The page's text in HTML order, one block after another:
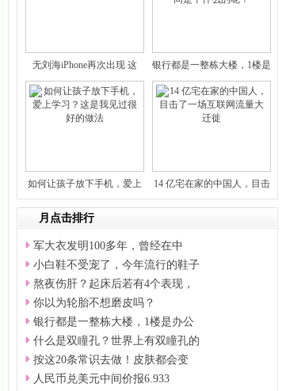
无刘海iPhone再次出现 这
银行都是一整栋大楼，1楼是
办公
如何让孩子放下手机，爱上
学习？
14 亿宅在家的中国人，目击
了
月点击排行
军大衣发明100多年，曾经在中
小白鞋不受宠了，今年流行的鞋子
熬夜伤肝？起床后若有4个表现，
你以为轮胎不想磨皮吗？
银行都是一整栋大楼，1楼是办公
什么是双瞳孔？世界上有双瞳孔的
按这20条常识去做！皮肤都会变
人民币兑美元中间价报6.933